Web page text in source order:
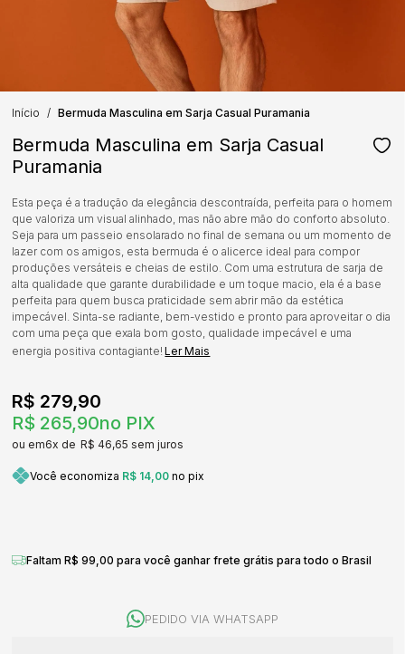
Início Bermuda Masculina em Sarja Casual Puramania
Bermuda Masculina em Sarja Casual
Puramania
Esta peça é a tradução da elegância descontraída, perfeita para o homem
que valoriza um visual alinhado, mas não abre mão do conforto absoluto.
Seja para um passeio ensolarado no final de semana ou um momento de
lazer com os amigos, esta bermuda é o alicerce ideal para compor
produções versáteis e cheias de estilo. Com uma estrutura de sarja de
alta qualidade que garante durabilidade e um toque macio, ela é a base
perfeita para quem busca praticidade sem abrir mão da estética
impecável. Sinta-se radiante, bem-vestido e pronto para aproveitar o dia
com uma peça que exala bom gosto, qualidade impecável e uma
energia positiva contagiante!Ler Mais
R$ 265,90no PIX
R$ 279,90
6x R$ 46,65sem juros
Você economiza R$ 14,00 no pix
Faltam R$ 99,00 para você ganhar frete grátis para todo o Brasil
PEDIDO VIA WHATSAPP